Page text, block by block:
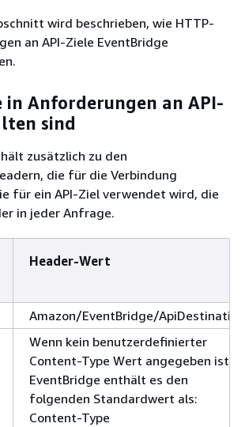
wird beschrieben, wie HTTP-
an API-Ziele EventBridge
in Anforderungen an API-
sind
zusätzlich zu den
die für die Verbindung
für ein API-Ziel verwendet wird, die
in jeder Anfrage.
Header-Wert
Amazon/EventBridge/
Wenn kein benutzerdefinierter
Content-Type Wert angegeben ist,
EventBridge enthält es den
folgenden Standardwert als:
Content-Type